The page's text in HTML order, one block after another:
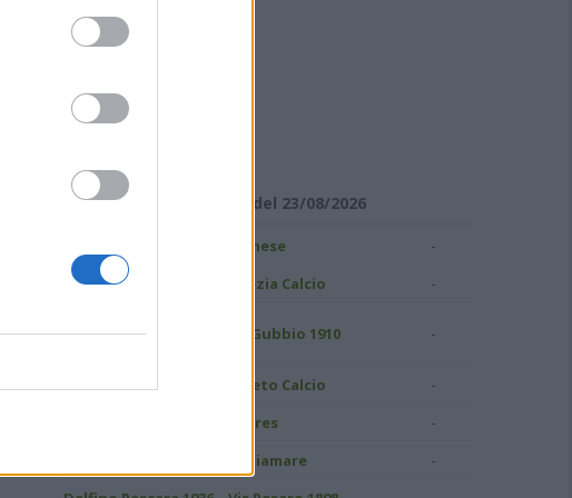
Girone B - Giornata 1 del 23/08/2026
Pianese -
US Grosseto 1912 Spezia Calcio -
AS Gubbio 1910 -
Pineto Calcio -
Torres -
Ostiamare -